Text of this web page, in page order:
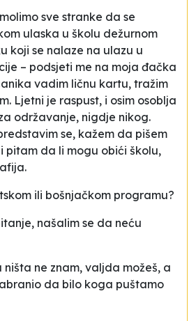
molimo sve stranke da se
ulaska u školu dežurnom
koji se nalaze na ulazu u
– podsjeti me na moja đačka
vadim ličnu kartu, tražim
Ljetni je raspust, i osim osoblja
održavanje, nigdje nikog.
se, kažem da pišem
pitam da li mogu obići školu,
ili bošnjačkom programu?
našalim se da neću
ne znam, valjda možeš, a
da bilo koga puštamo